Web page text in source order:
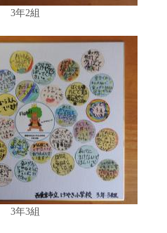
3年2組
3年3組